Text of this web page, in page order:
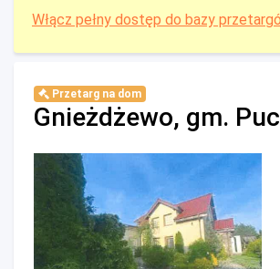
Włącz pełny dostęp do bazy
Przetarg na dom
Gnieżdżewo, gm.